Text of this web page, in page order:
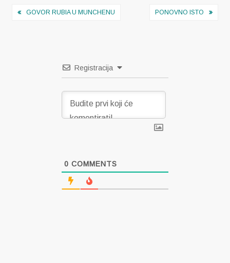
Navigacija
GOVOR RUBIA U MUNCHENU PONOVNO ISTO
Registracija
0 COMMENTS